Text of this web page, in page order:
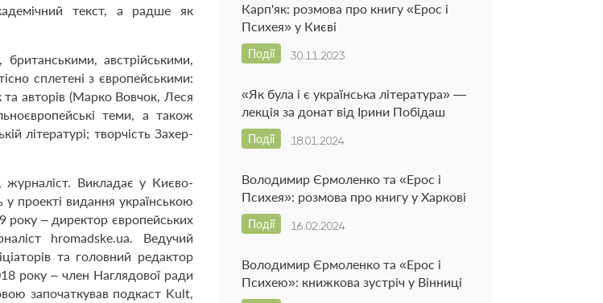
текст, а радше як
австрійськими,
сплетені з європейськими:
та авторів (Марко Вовчок, Леся
теми, а також
літературі; творчість Захер-
Викладає у Києво-
проекті видання українською
року – директор європейських
hromadske.ua. Ведучий
та головний редактор
року – член Наглядової ради
започаткував подкаст Kult,
Карп'як: розмова про книгу «Ерос і
Психея» у Києві
30.11.2023
Події
«Як була і є українська література» —
лекція за донат від Ірини Побідаш
18.01.2024
Події
Володимир Єрмоленко та «Ерос і
Психея»: розмова про книгу у Харкові
16.02.2024
Події
Володимир Єрмоленко та «Ерос і
Психею»: книжкова зустріч у Вінниці